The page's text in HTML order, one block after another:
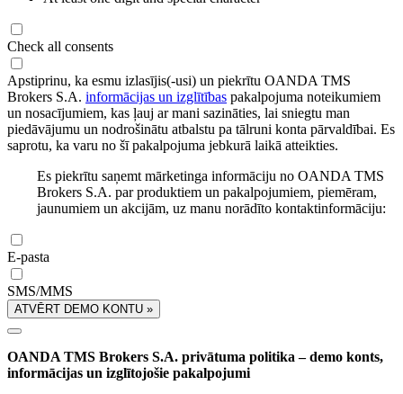
Check all consents
Apstiprinu, ka esmu izlasījis(-usi) un piekrītu OANDA TMS
Brokers S.A. informācijas un izglītības pakalpojuma noteikumiem
un nosacījumiem, kas ļauj ar mani sazināties, lai sniegtu man
piedāvājumu un nodrošinātu atbalstu pa tālruni konta pārvaldībai. Es
saprotu, ka varu no šī pakalpojuma jebkurā laikā atteikties.
Es piekrītu saņemt mārketinga informāciju no OANDA TMS
Brokers S.A. par produktiem un pakalpojumiem, piemēram,
jaunumiem un akcijām, uz manu norādīto kontaktinformāciju:
E-pasta
SMS/MMS
ATVĒRT DEMO KONTU »
OANDA TMS Brokers S.A. privātuma politika – demo konts,
informācijas un izglītojošie pakalpojumi